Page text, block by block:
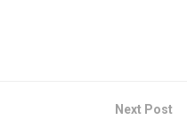
Next Post